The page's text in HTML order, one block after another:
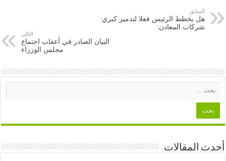
السابق
هل يخطط الرئيس فعلا لتدمير كبري
شركات المعادن:
التالي
البيان الصادر في أعقاب اجتماع
مجلس الوزراء
أحدث المقالات